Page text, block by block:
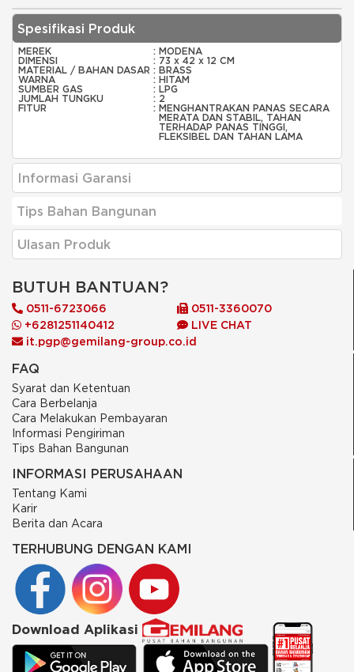
Spesifikasi Produk
MEREK : MODENA
DIMENSI
: 73 x 42 x 12 CM
MATERIAL / BAHAN DASAR : BRASS
WARNA
: HITAM
SUMBER GAS
: LPG
JUMLAH TUNGKU
: 2
FITUR
: MENGHANTRAKAN PANAS SECARA
MERATA DAN STABIL, TAHAN
TERHADAP PANAS TINGGI,
FLEKSIBEL DAN TAHAN LAMA
Informasi Garansi
Tips Bahan Bangunan
Ulasan Produk
BUTUH BANTUAN?
0511-6723066
0511-3360070
+6281251140412
LIVE CHAT
it.pgp@gemilang-group.co.id
FAQ
Syarat dan Ketentuan
Cara Berbelanja
Cara Melakukan Pembayaran
Informasi Pengiriman
Tips Bahan Bangunan
INFORMASI PERUSAHAAN
Tentang Kami
Karir
Berita dan Acara
TERHUBUNG DENGAN KAMI
Download Aplikasi